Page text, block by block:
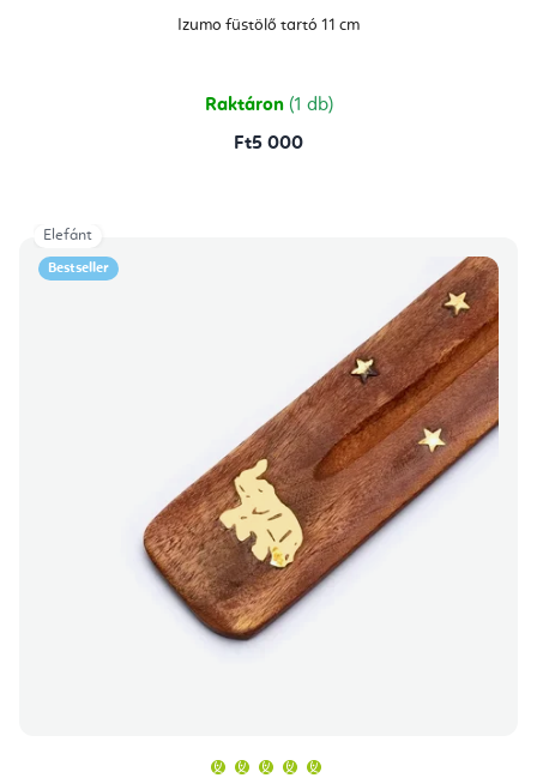
Izumo füstölő tartó 11 cm
Raktáron (1 db)
Ft5 000
Bestseller
Elefánt